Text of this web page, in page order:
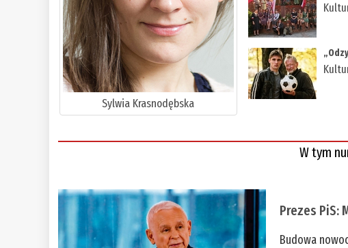
Sylwia Krasnodębska
W tym
Prezes PiS:
Budowa